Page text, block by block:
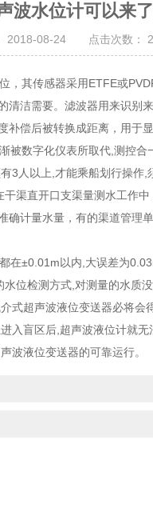
波水位计可以来
2018-08-24 点击次数：
，其传感器采用ETFE或
洁需要。滤波器用来识别
偿后被转换成距离，用于
数字化仪表所取代,测控合
3人以上,才能乘船划行操作
渠直开口支渠量测水工作
确计量水量，有的渠道管理
±0.01m以内,大误差为
位检测方式,对测量的水质
式超声波液位变送器必将
入盲区后,超声波液位计就
波液位变送器的可靠运行。